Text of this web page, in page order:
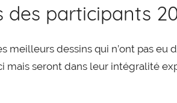
des participants
meilleurs dessins qui n’ont pas eu
mais seront dans leur intégralité